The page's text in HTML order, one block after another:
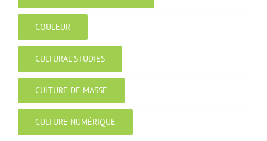
COULEUR
CULTURAL STUDIES
CULTURE DE MASSE
CULTURE NUMÉRIQUE